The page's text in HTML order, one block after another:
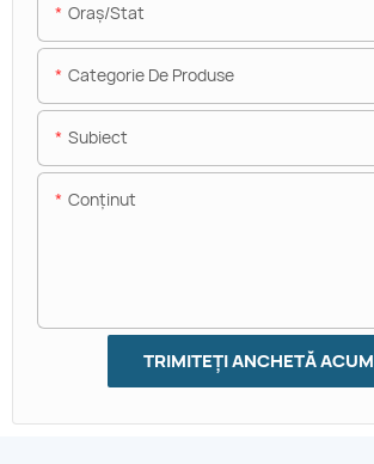
Oraș/stat
Categorie De Produse
Subiect
Conţinut
TRIMITEȚI ANCHETĂ ACUM